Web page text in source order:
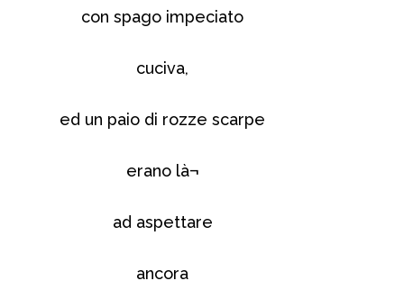
con spago impeciato
cuciva,
ed un paio di rozze scarpe
erano là¬
ad aspettare
ancora